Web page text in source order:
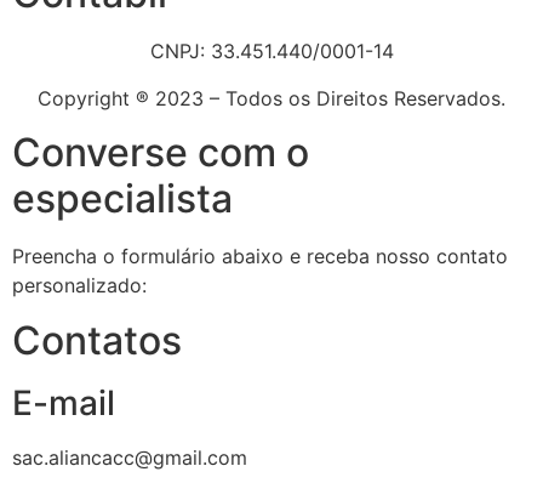
CNPJ: 33.451.440/0001-14
Copyright ® 2023 – Todos os Direitos Reservados.
Converse com o
especialista
Preencha o formulário abaixo e receba nosso contato
personalizado:
Contatos
E-mail
sac.aliancacc@gmail.com